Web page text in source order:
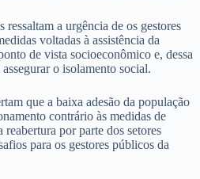
ressaltam a urgência de os gestores
voltadas à assistência da
de vista socioeconômico e, dessa
o isolamento social.
que a baixa adesão da população
contrário às medidas de
por parte dos setores
para os gestores públicos da